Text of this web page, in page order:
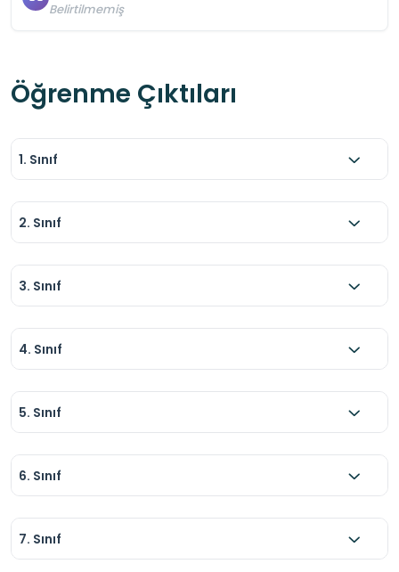
Belirtilmemiş
Öğrenme Çıktıları
1. Sınıf
2. Sınıf
3. Sınıf
4. Sınıf
5. Sınıf
6. Sınıf
7. Sınıf